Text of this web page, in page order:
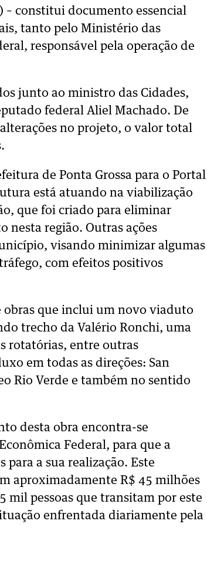
– constitui documento essencial
tanto pelo Ministério das
responsável pela operação de
junto ao ministro das Cidades,
federal Aliel Machado. De
no projeto, o valor total
de Ponta Grossa para o Portal
está atuando na viabilização
que foi criado para eliminar
nesta região. Outras ações
visando minimizar algumas
com efeitos positivos
que inclui um novo viaduto
trecho da Valério Ronchi, uma
rotatórias, entre outras
em todas as direções: San
Rio Verde e também no sentido
desta obra encontra-se
Federal, para que a
para a sua realização. Este
aproximadamente R$ 45 milhões
mil pessoas que transitam por este
enfrentada diariamente pela